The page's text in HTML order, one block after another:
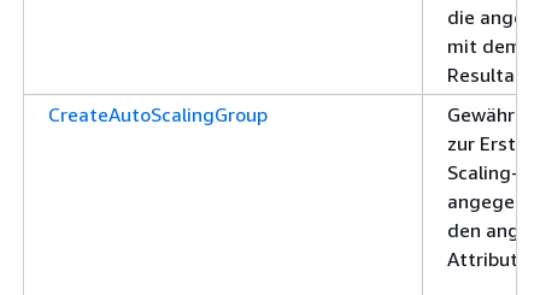
die
mit dem
Resultat
CreateAutoScalingGroup
Gewährt
zur
Scaling-
den
Attributen